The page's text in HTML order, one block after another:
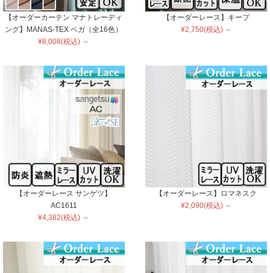
【オーダーカーテン マナトレーディ
ング】MANAS-TEX ベガ（全16色）
¥8,008(税込) ～
【オーダーレース】キープ
¥2,750(税込) ～
【オーダーレース サンゲツ】
AC1611
¥4,382(税込) ～
【オーダーレース】ロマネスク
¥2,090(税込) ～